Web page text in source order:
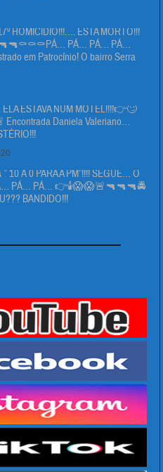
HOMICIDIO!!!…. ESTA MORTO!!!
PÁ… PÁ… PÁ…
em Patrocínio! O bairro Serra
ESTAVA NUM MOTEL!!!!👉🙄
Daniela Valeriano…
Á 0 PARA A PM”!!!! SEGUE… O
PÁ… PÁ… 👉🕯😱😱🚨🔫🔫🔫🚔
BANDIDO!!!